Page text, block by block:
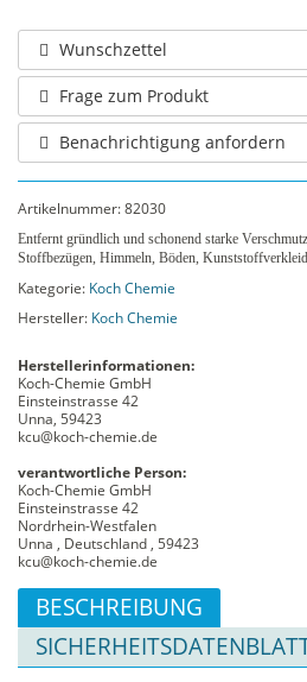
Wunschzettel
Frage zum Produkt
Benachrichtigung anfordern
Artikelnummer:82030
Entfernt gründlich und schonend starke
Stoffbezügen, Himmeln, Böden,
Kategorie: Koch Chemie
Hersteller: Koch Chemie
Herstellerinformationen:
Koch-Chemie GmbH
Einsteinstrasse 42
Unna, 59423
kcu@koch-chemie.de
verantwortliche Person:
Koch-Chemie GmbH
Einsteinstrasse 42
Nordrhein-Westfalen
Unna , Deutschland , 59423
kcu@koch-chemie.de
BESCHREIBUNG